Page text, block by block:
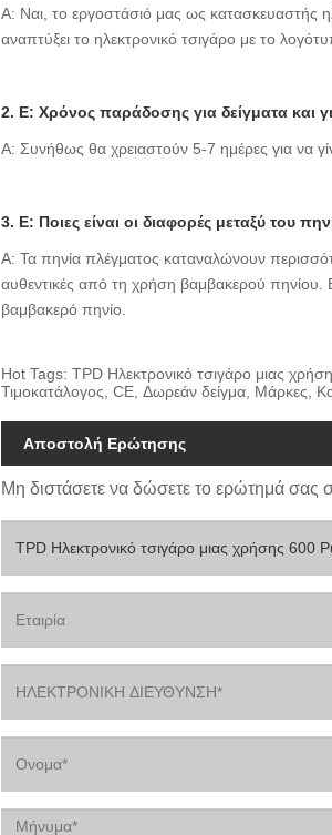
Α: Ναι, το εργοστάσιό μας ως κατασκευαστής
αναπτύξει το ηλεκτρονικό τσιγάρο με το
2. Ε: Χρόνος παράδοσης για δείγματα και
Α: Συνήθως θα χρειαστούν 5-7 ημέρες για να
3. Ε: Ποιες είναι οι διαφορές μεταξύ του
Α: Τα πηνία πλέγματος καταναλώνουν
αυθεντικές από τη χρήση βαμβακερού
βαμβακερό πηνίο.
Hot Tags: TPD Ηλεκτρονικό τσιγάρο μιας
Τιμοκατάλογος, CE, Δωρεάν δείγμα, Μάρκες,
Αποστολή Ερώτησης
Μη διστάσετε να δώσετε το ερώτημά